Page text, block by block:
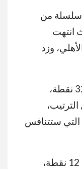
سلسلة من
انتهت
وزد
ورفع الفريق الأبيض رصيده إلى 32 نقطة،
التي ستتنافس
في المقابل، تجمد رصيد إنبي عند 12 نقطة،